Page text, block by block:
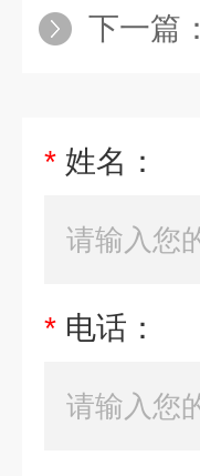
下一篇：
* 姓名：
* 电话：